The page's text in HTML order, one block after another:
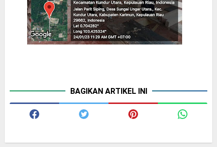
BAGIKAN ARTIKEL INI